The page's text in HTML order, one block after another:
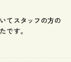
てスタッフの方の
です。